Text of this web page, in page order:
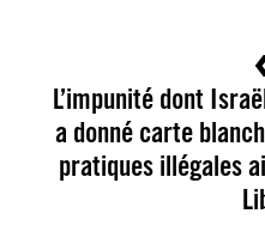
L’impunité dont
a donné carte
pratiques illégales